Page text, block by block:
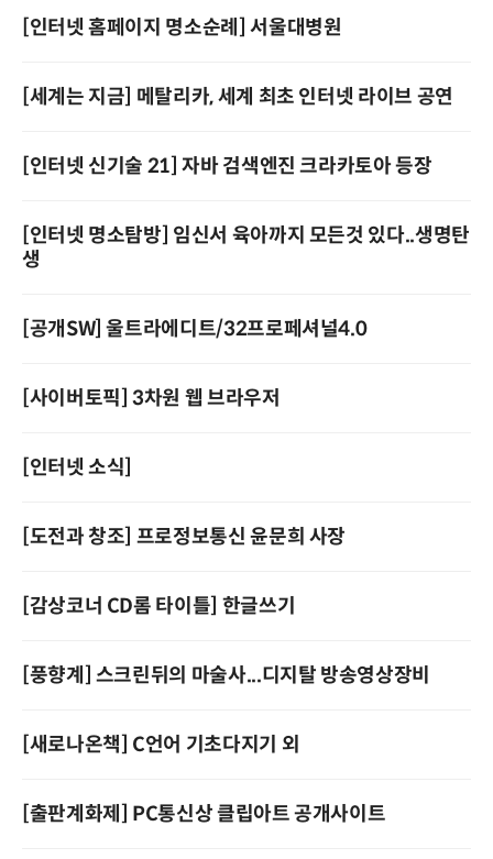
[인터넷 홈페이지 명소순례] 서울대병원
[세계는 지금] 메탈리카, 세계 최초 인터넷 라이브 공연
[인터넷 신기술 21] 자바 검색엔진 크라카토아 등장
[인터넷 명소탐방] 임신서 육아까지 모든것 있다..생명탄
생
[공개SW] 울트라에디트/32프로페셔널4.0
[사이버토픽] 3차원 웹 브라우저
[인터넷 소식]
[도전과 창조] 프로정보통신 윤문희 사장
[감상코너 CD롬 타이틀] 한글쓰기
[풍향계] 스크린뒤의 마술사...디지탈 방송영상장비
[새로나온책] C언어 기초다지기 외
[출판계화제] PC통신상 클립아트 공개사이트